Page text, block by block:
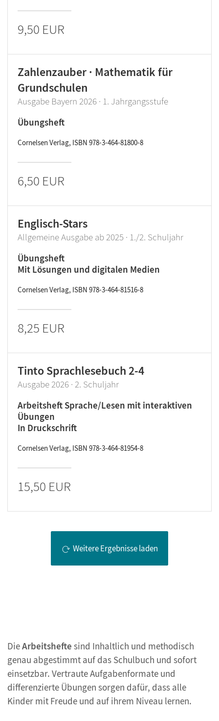
9,50 EUR
Zahlenzauber · Mathematik für
Grundschulen
Ausgabe Bayern 2026 · 1. Jahrgangsstufe
Übungsheft
Cornelsen Verlag, ISBN 978-3-464-81800-8
6,50 EUR
Englisch-Stars
Allgemeine Ausgabe ab 2025 · 1./2. Schuljahr
Übungsheft
Mit Lösungen und digitalen Medien
Cornelsen Verlag, ISBN 978-3-464-81516-8
8,25 EUR
Tinto Sprachlesebuch 2-4
Ausgabe 2026 · 2. Schuljahr
Arbeitsheft Sprache/Lesen mit interaktiven
Übungen
In Druckschrift
Cornelsen Verlag, ISBN 978-3-464-81954-8
15,50 EUR
Weitere Ergebnisse laden
DieArbeitshefte sind Inhaltlich und methodisch
genau abgestimmt auf das Schulbuch und sofort
einsetzbar. Vertraute Aufgabenformate und
differenzierte Übungen sorgen dafür, dass alle
Kinder mit Freude und auf ihrem Niveau lernen.